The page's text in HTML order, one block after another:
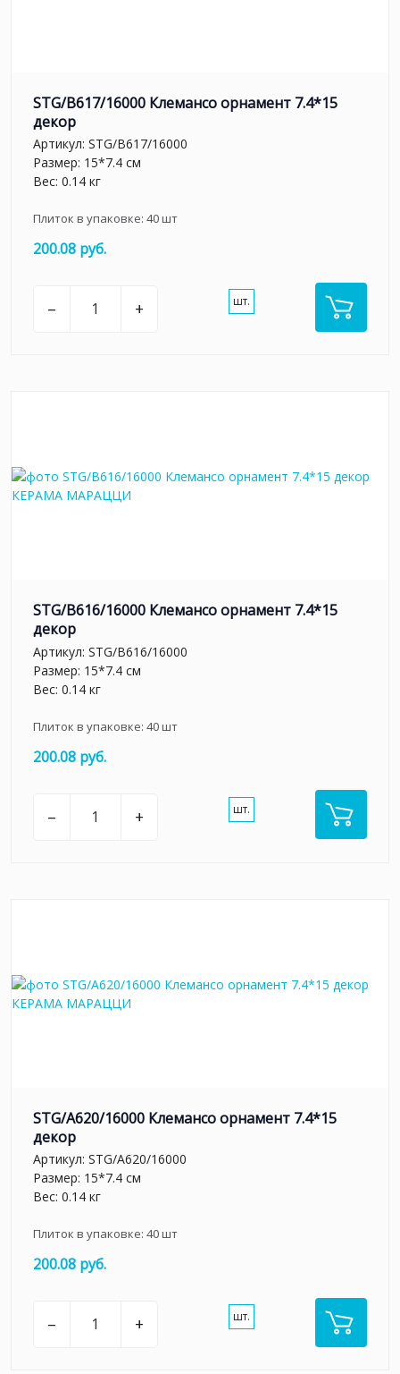
STG/B617/16000 Клемансо орнамент 7.4*15
декор
Артикул: STG/B617/16000
Размер: 15*7.4 см
Вес: 0.14 кг
Плиток в упаковке: 40шт
200.08 руб.
– + шт.
STG/B616/16000 Клемансо орнамент 7.4*15
декор
Артикул: STG/B616/16000
Размер: 15*7.4 см
Вес: 0.14 кг
Плиток в упаковке: 40шт
200.08 руб.
– + шт.
STG/A620/16000 Клемансо орнамент 7.4*15
декор
Артикул: STG/A620/16000
Размер: 15*7.4 см
Вес: 0.14 кг
Плиток в упаковке: 40шт
200.08 руб.
– + шт.